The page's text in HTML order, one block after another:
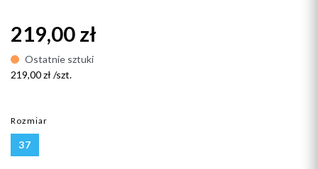
219,00 zł
Ostatnie sztuki
219,00 zł /szt.
Rozmiar
37